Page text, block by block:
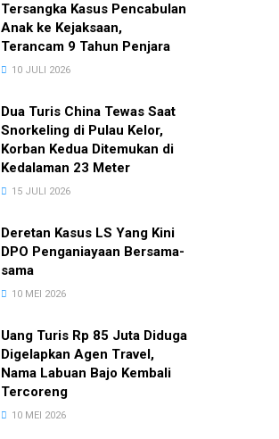
Tersangka Kasus Pencabulan
Anak ke Kejaksaan,
Terancam 9 Tahun Penjara
10 JULI 2026
Dua Turis China Tewas Saat
Snorkeling di Pulau Kelor,
Korban Kedua Ditemukan di
Kedalaman 23 Meter
15 JULI 2026
Deretan Kasus LS Yang Kini
DPO Penganiayaan Bersama-
sama
10 MEI 2026
Uang Turis Rp 85 Juta Diduga
Digelapkan Agen Travel,
Nama Labuan Bajo Kembali
Tercoreng
10 MEI 2026